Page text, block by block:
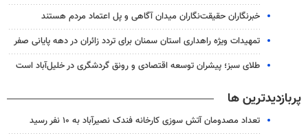
خبرنگاران حقیقت‌نگاران میدان آگاهی و پل اعتماد مردم هستند
تمهیدات ویژه راهداری استان سمنان برای تردد زائران در دهه پایانی صفر
طلای سبز؛ پیشران توسعه اقتصادی و رونق گردشگری در خلیل‌آباد است
پربازدیدترین ها
تعداد مصدومان آتش سوزی کارخانه فندک نصیرآباد به ۱۰ نفر رسید